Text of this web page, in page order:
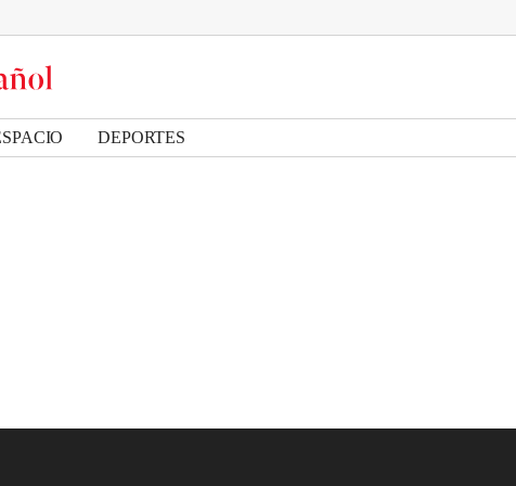
DEPORTES